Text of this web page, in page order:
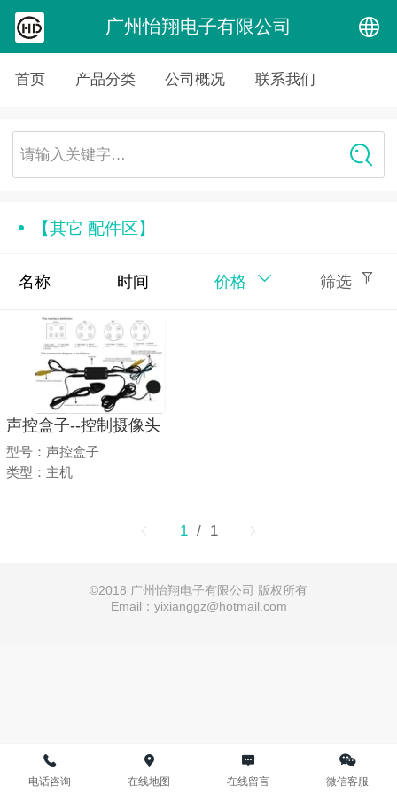
广州怡翔电子有限公司
中文
首页 产品分类 公司概况 联系我们
请输入关键字…
【其它 配件区】
名称 时间 价格 筛选
声控盒子--控制摄像头
型号：声控盒子
类型：主机
1 / 1
©2018 广州怡翔电子有限公司 版权所有
Email：yixianggz@hotmail.com
电话咨询 在线地图 在线留言 微信客服